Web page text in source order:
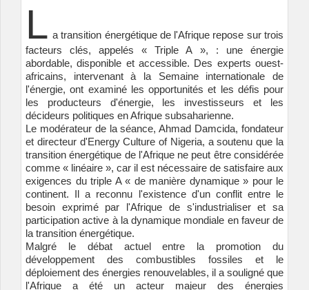
L a transition énergétique de l'Afrique repose sur trois
facteurs clés, appelés « Triple A », : une énergie
abordable, disponible et accessible. Des experts ouest-
africains, intervenant à la Semaine internationale de
l'énergie, ont examiné les opportunités et les défis pour
les producteurs d'énergie, les investisseurs et les
décideurs politiques en Afrique subsaharienne.
Le modérateur de la séance, Ahmad Damcida, fondateur
et directeur d'Energy Culture of Nigeria, a soutenu que la
transition énergétique de l'Afrique ne peut être considérée
comme « linéaire », car il est nécessaire de satisfaire aux
exigences du triple A « de manière dynamique » pour le
continent. Il a reconnu l'existence d'un conflit entre le
besoin exprimé par l'Afrique de s'industrialiser et sa
participation active à la dynamique mondiale en faveur de
la transition énergétique.
Malgré le débat actuel entre la promotion du
développement des combustibles fossiles et le
déploiement des énergies renouvelables, il a souligné que
l'Afrique a été un acteur majeur des énergies